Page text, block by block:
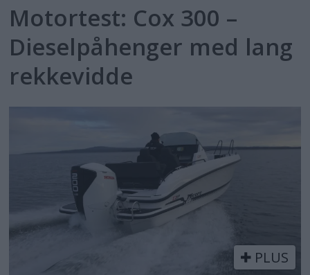
Motortest: Cox 300 –
Dieselpåhenger med lang
rekkevidde
PLUS